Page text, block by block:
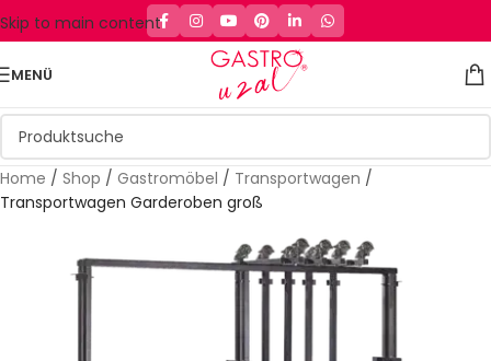
Skip to main content
MENÜ
Home / Shop / Gastromöbel / Transportwagen /
Transportwagen Garderoben groß